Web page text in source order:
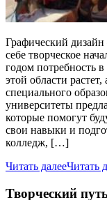
Графический дизайн
себе творческое
годом потребность
этой области
специального
университеты
которые помогут
свои навыки и
колледж, […]
Читать далееЧитать
Творческий